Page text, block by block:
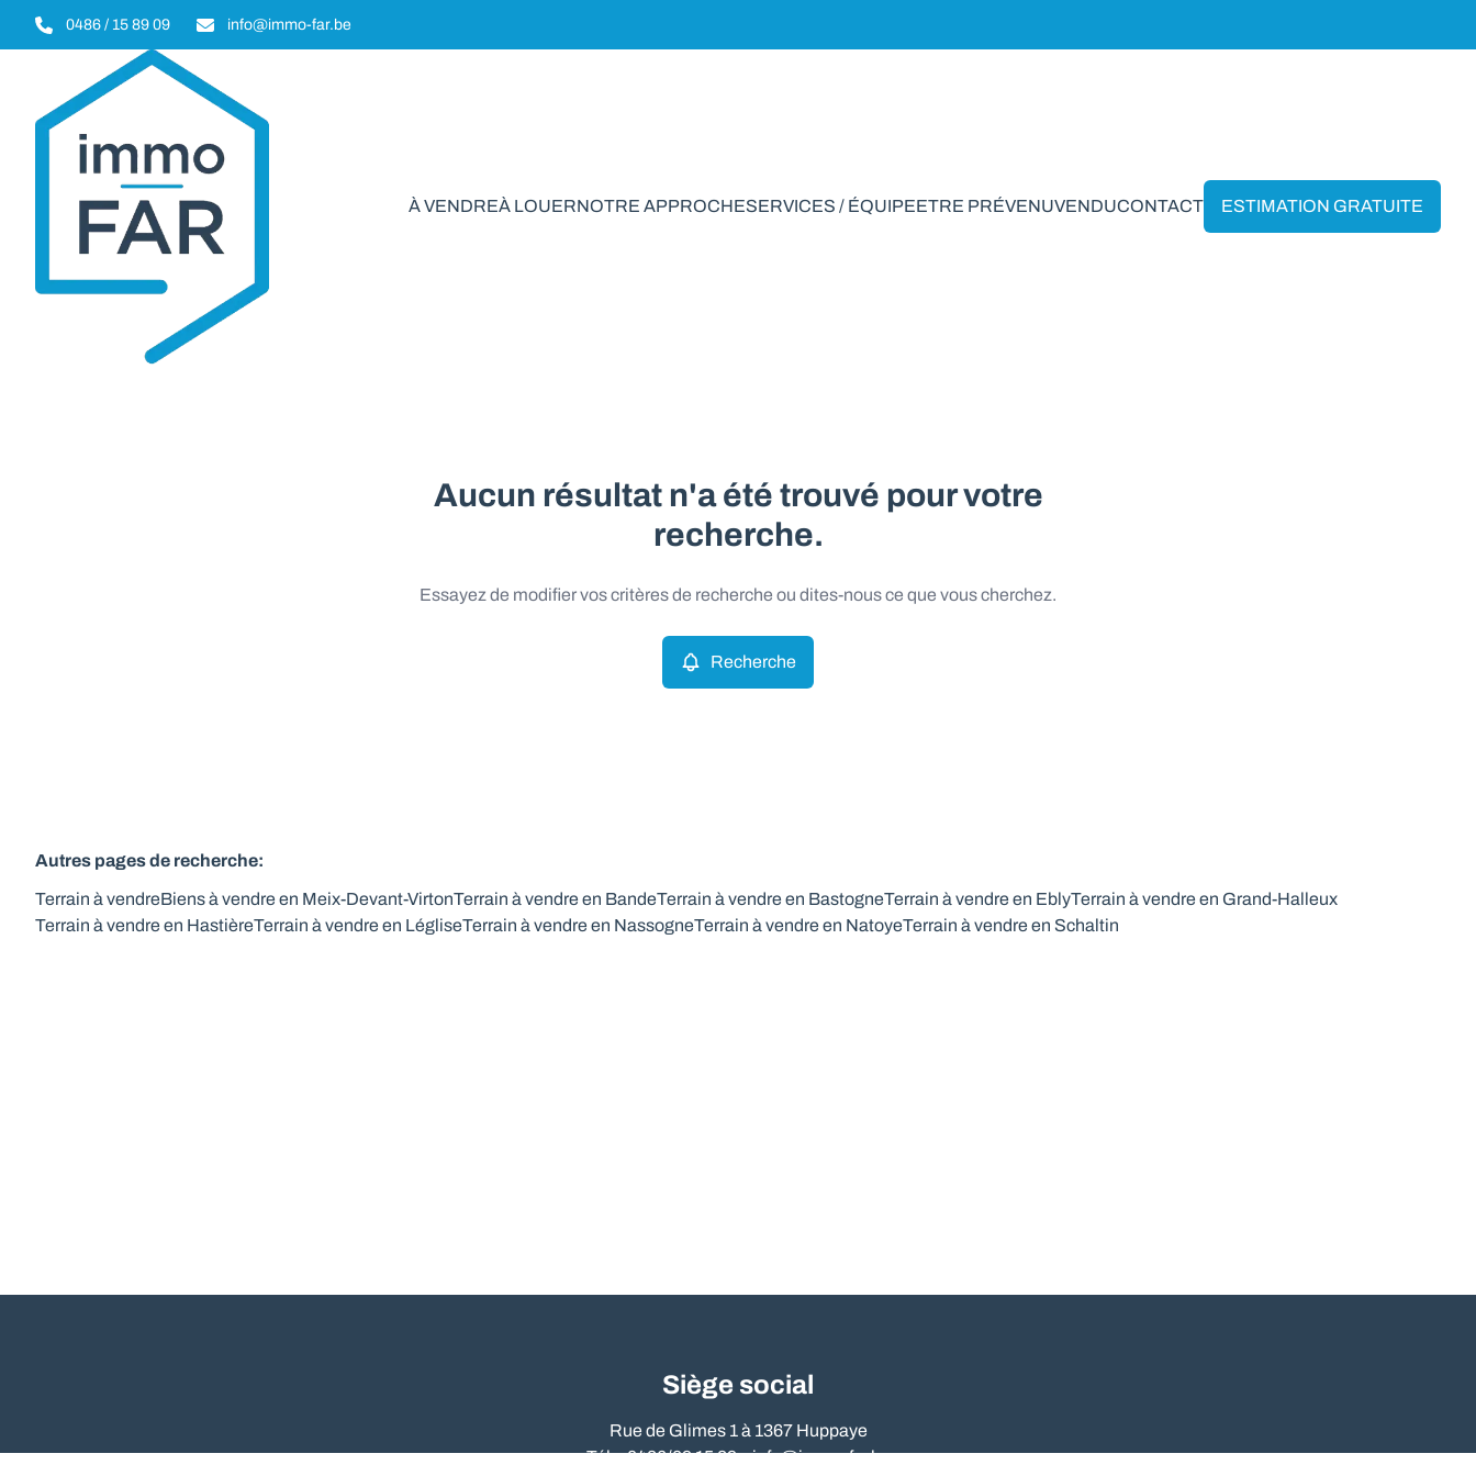
Aller au contenu principal
0486 / 15 89 09 info@immo-far.be
À VENDREÀ LOUERNOTRE APPROCHESERVICES / ÉQUIPEETRE PRÉVENUVENDUCONTACT ESTIMATION GRATUITE
Terrain à vendre en Meix-Devant-Virton
Aucun résultat n'a été trouvé pour votre
recherche.
Essayez de modifier vos critères de recherche ou dites-nous ce que vous cherchez.
Recherche
Autres pages de recherche:
Terrain à vendreBiens à vendre en Meix-Devant-VirtonTerrain à vendre en BandeTerrain à vendre en BastogneTerrain à vendre en EblyTerrain à vendre en Grand-Halleux
Terrain à vendre en HastièreTerrain à vendre en LégliseTerrain à vendre en NassogneTerrain à vendre en NatoyeTerrain à vendre en Schaltin
Siège social
Rue de Glimes 1 à 1367 Huppaye
Tél. : 0486/09 15 89 –info@immo-far.be